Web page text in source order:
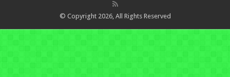
© Copyright 2026, All Rights Reserved